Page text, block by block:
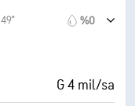
%0
%0
G 4 mil/sa